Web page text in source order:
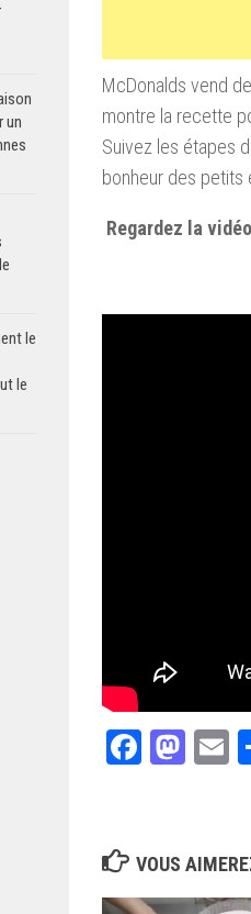
McDonalds vend
montre la recette
Suivez les étapes
bonheur des petits
Regardez la
VOUS
un
le
le